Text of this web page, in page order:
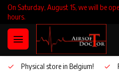
On Saturday, August 15, we will be
hours.
Physical store in Belgium!